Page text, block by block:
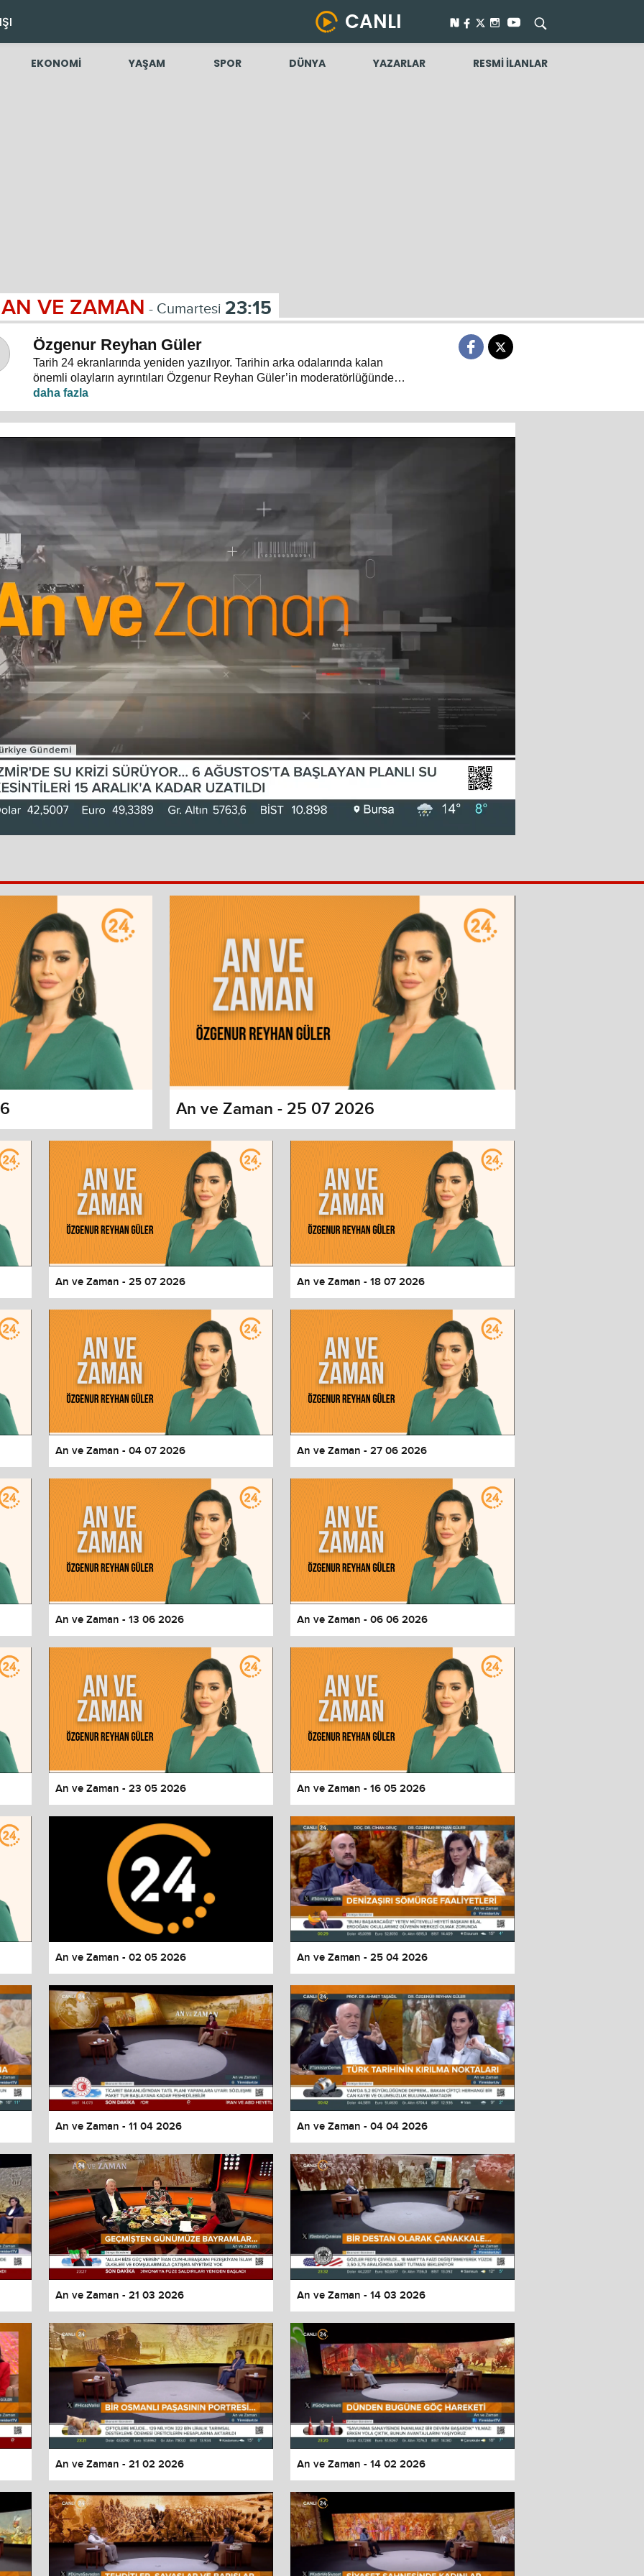
CANLI
EKONOMİ YAŞAM SPOR DÜNYA YAZARLAR RESMİ İLANLAR
AN VE ZAMAN - Cumartesi 23:15
Özgenur Reyhan Güler
Tarih 24 ekranlarında yeniden yazılıyor. Tarihin arka odalarında kalan
önemli olayların ayrıntıları Özgenur Reyhan Güler’in moderatörlüğünde
"An ve Zaman"da tartışılıyor.
dialog
and close the window.
Done
An ve Zaman - 25 07 2026
An ve Zaman - 25 07 2026 An ve Zaman - 18 07 2026
An ve Zaman - 04 07 2026 An ve Zaman - 27 06 2026
An ve Zaman - 13 06 2026 An ve Zaman - 06 06 2026
An ve Zaman - 23 05 2026 An ve Zaman - 16 05 2026
An ve Zaman - 02 05 2026 An ve Zaman - 25 04 2026
An ve Zaman - 11 04 2026 An ve Zaman - 04 04 2026
An ve Zaman - 21 03 2026 An ve Zaman - 14 03 2026
An ve Zaman - 21 02 2026 An ve Zaman - 14 02 2026